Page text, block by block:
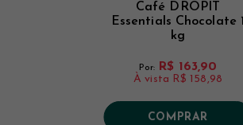
Café DROPIT
Essentials Chocolate 1
kg
Por: R$ 163,90
À vista R$ 158,98
COMPRAR